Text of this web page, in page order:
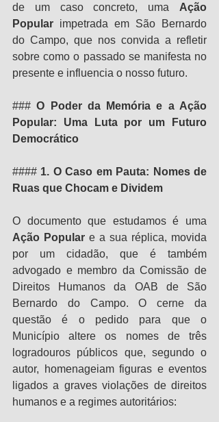
de um caso concreto, uma Ação
Popular impetrada em São Bernardo
do Campo, que nos convida a refletir
sobre como o passado se manifesta no
presente e influencia o nosso futuro.
### O Poder da Memória e a Ação
Popular: Uma Luta por um Futuro
Democrático
#### 1. O Caso em Pauta: Nomes de
Ruas que Chocam e Dividem
Ação Popular e a sua réplica, movida
por um cidadão, que é também
advogado e membro da Comissão de
Direitos Humanos da OAB de São
Bernardo do Campo. O cerne da
questão é o pedido para que o
Município altere os nomes de três
logradouros públicos que, segundo o
autor, homenageiam figuras e eventos
ligados a graves violações de direitos
humanos e a regimes autoritários: